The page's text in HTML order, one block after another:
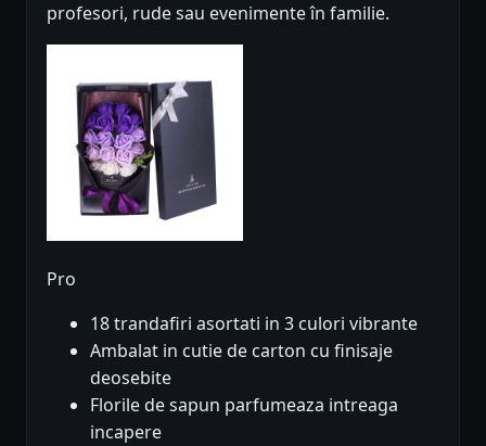
profesori, rude sau evenimente în familie.
Pro
18 trandafiri asortati in 3 culori vibrante
Ambalat in cutie de carton cu finisaje
deosebite
Florile de sapun parfumeaza intreaga
incapere